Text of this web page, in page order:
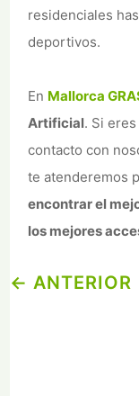
residenciales
deportivos.
En Mallorca
Artificial. Si eres
contacto con
te atenderemos
encontrar el
los mejores
← ANTERIOR
De conformidad con
facilitamos la
Responsable:
Derechos que le
supresión, limitación
la Política de
Acepto la
Alternative: